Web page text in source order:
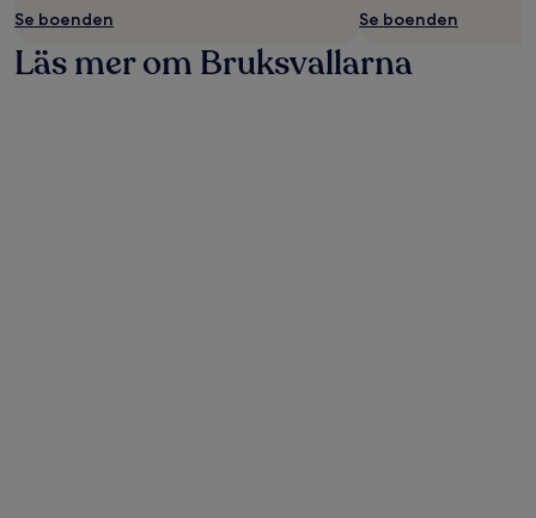
Se boenden
Se boenden
Läs mer om Bruksvallarna